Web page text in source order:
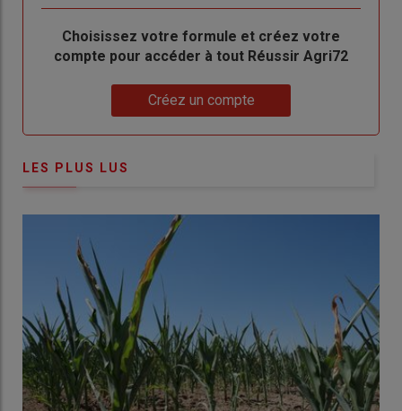
BodyChoisissez votre formule et créez votre
compte pour accéder à tout Réussir Agri72
Créez un compte
LES PLUS LUS